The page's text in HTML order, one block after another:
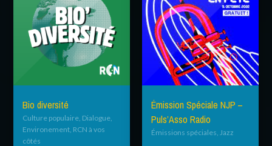
Bio diversité
Culture populaire, Dialogue,
Environement, RCN à vos
côtés
Émission Spéciale NJP –
Puls’Asso Radio
Émissions spéciales, Jazz